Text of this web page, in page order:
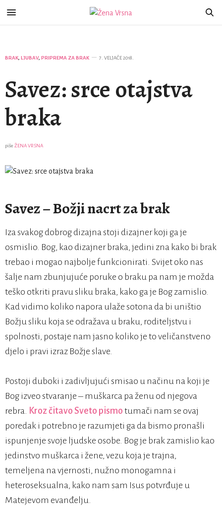
BRAK, LJUBAV, PRIPREMA ZA BRAK 7. VELJAČE 2018.
Savez: srce otajstva
braka
piše ŽENA VRSNA
Savez – Božji nacrt za brak
Iza svakog dobrog dizajna stoji dizajner koji ga je
osmislio. Bog, kao dizajner braka, jedini zna kako bi brak
trebao i mogao najbolje funkcionirati. Svijet oko nas
šalje nam zbunjujuće poruke o braku pa nam je možda
teško otkriti pravu sliku braka, kako ga je Bog zamislio.
Kad vidimo koliko napora ulaže sotona da bi uništio
Božju sliku koja se odražava u braku, roditeljstvu i
spolnosti, postaje nam jasno koliko je to veličanstveno
djelo i pravi izraz Božje slave.
Postoji duboki i zadivljujući smisao u načinu na koji je
Bog izveo stvaranje – muškarca pa ženu od njegova
rebra. Kroz čitavo Sveto pismo tumači nam se ovaj
poredak i potrebno je razumjeti ga da bismo pronašli
ispunjenje svoje ljudske osobe. Bog je brak zamislio kao
jedinstvo muškarca i žene, vezu koja je trajna,
temeljena na vjernosti, nužno monogamna i
heteroseksualna, kako nam sam Isus potvrđuje u
Matejevom evanđelju.